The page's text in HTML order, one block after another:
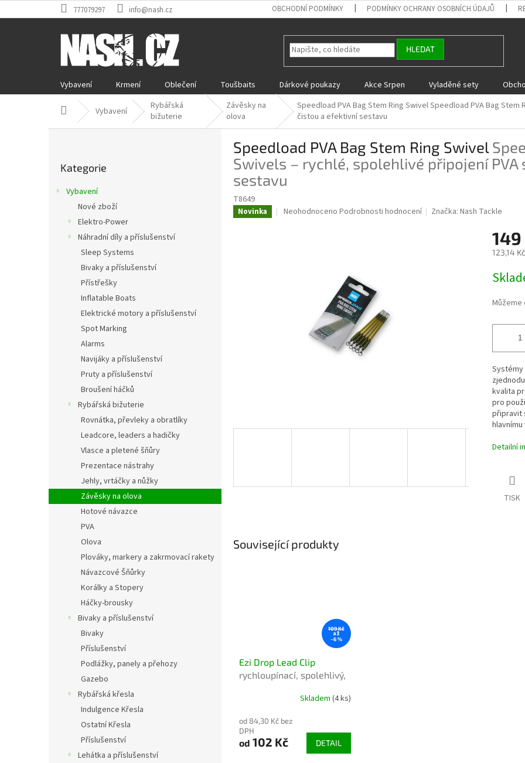
na
777079297 info@nash.cz OBCHODNÍ PODMÍNKY PODMÍNKY OCHRANY OSOBNÍCH ÚDAJŮ
HLEDAT
Vybavení Krmení Oblečení Toušbaits Dárkové poukazy Akce Srpen Vyladěné sety
Domů Vybavení
Rybářská
bižuterie
Závěsky na
olova
Speedload PVA Bag Stem Ring SwivelSpeedload PVA Bag Stem
čistou a efektivní sestavu
kategorie
Kategorie
Vybavení
Nové zboží
Elektro-Power
Náhradní díly a příslušenství
Sleep Systems
Bivaky a příslušenství
Přístřešky
Inflatable Boats
Elektrické motory a příslušenství
Spot Marking
Alarms
Navijáky a příslušenství
Pruty a příslušenství
Broušení háčků
Rybářská bižuterie
Rovnátka, převleky a obratlíky
Leadcore, leaders a hadičky
Vlasce a pletené šňůry
Prezentace nástrahy
Jehly, vrtáčky a nůžky
Závěsky na olova
Hotové návazce
PVA
Olova
Plováky, markery a zakrmovací rakety
Návazcové Šňůrky
Korálky a Stopery
Háčky-brousky
Bivaky a příslušenství
Bivaky
Příslušenství
Podlážky, panely a přehozy
Gazebo
Rybářská křesla
Indulgence Křesla
Ostatní Křesla
Příslušenství
Lehátka a příslušenství
Speedload PVA Bag Stem Ring Swivel
Swivels – rychlé, spolehlivé připojení
sestavu
T8649
Novinka
Průměrné
Neohodnoceno Podrobnosti hodnocení Značka:Nash Tackle
149
123,14
cena:
Systémy
kvalita
pro
připravit
Detailní
TISK
Související produkty
109 Kč
až
–6 %
Ezi Drop Lead Clip
rychloupínací, spolehlivý,
Skladem (4 ks)
od 84,30 Kč bez
DPH
od 102 Kč DETAIL